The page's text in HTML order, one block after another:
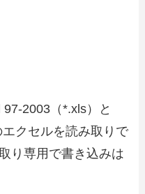
97-2003（*.xls）と
クセルを読み取りで
り専用で書き込みは